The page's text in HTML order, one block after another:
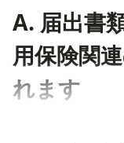
A. 届出書
用保険関
れます